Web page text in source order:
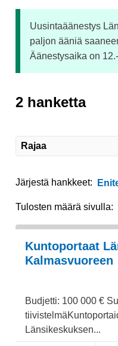
Uusintaäänestys
paljon ääniä
Äänestysaika on
2 hanketta
Rajaa
Järjestä hankkeet:
Tulosten määrä sivulla:
Kuntoportaat
Kalmasvuoreen
Budjetti: 100 000 €
Länsikeskuksen...